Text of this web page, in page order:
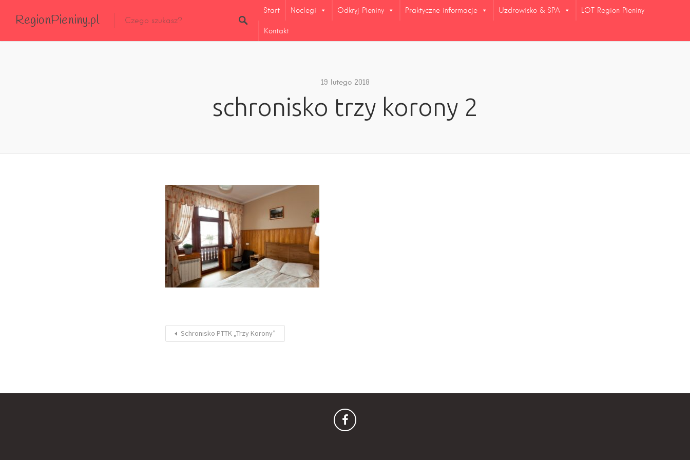
RegionPieniny.pl
Start Noclegi Odkryj Pieniny Praktyczne informacje Uzdrowisko & SPA LOT Region Pieniny
Kontakt
19 lutego 2018
schronisko trzy korony 2
Schronisko PTTK „Trzy Korony”